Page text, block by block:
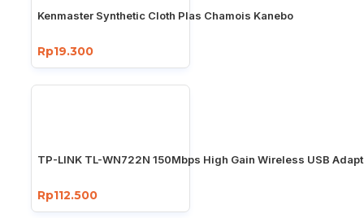
Kenmaster Synthetic Cloth Plas Chamois Kanebo
Rp19.300
TP-LINK TL-WN722N 150Mbps High Gain Wireless USB
Rp112.500